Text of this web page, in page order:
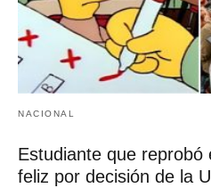
NACIONAL
Estudiante que reprobó
feliz por decisión de la